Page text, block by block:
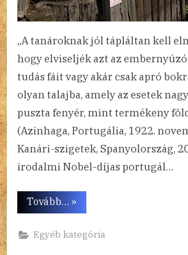
„A tanároknak jól tápláltan kell
hogy elviseljék azt az
tudás fáit vagy akár csak apró
olyan talajba, amely az esetek
puszta fenyér, mint termékeny
(Azinhaga, Portugália, 1922.
Kanári-szigetek, Spanyolország,
irodalmi Nobel-díjas portugál…
Tovább… “Heti
papiruszok
»
Egyéb kategória